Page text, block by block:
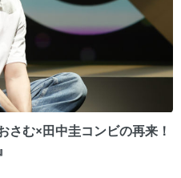
さむ×田中圭コンビの再来！